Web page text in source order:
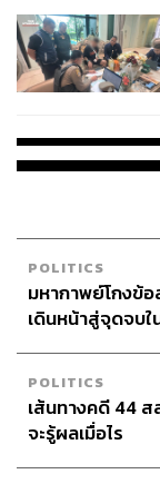
POLITICS
มหากาพย์โกงข้
เดินหน้าสู่จุดจบ
POLITICS
เส้นทางคดี 44
จะรู้ผลเมื่อไร